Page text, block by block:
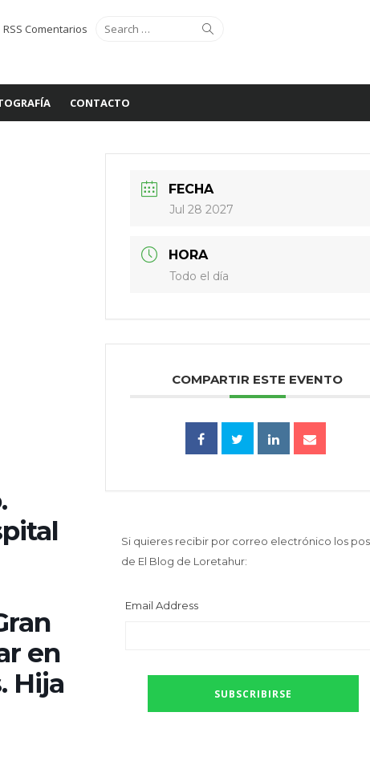
Search
for:
RSS Comentarios
CONTACTO
en
Hija
FECHA
Jul 28 2027
HORA
Todo el día
COMPARTIR ESTE EVENTO
Si quieres recibir por correo electrónico los
de El Blog de Loretahur:
Email Address